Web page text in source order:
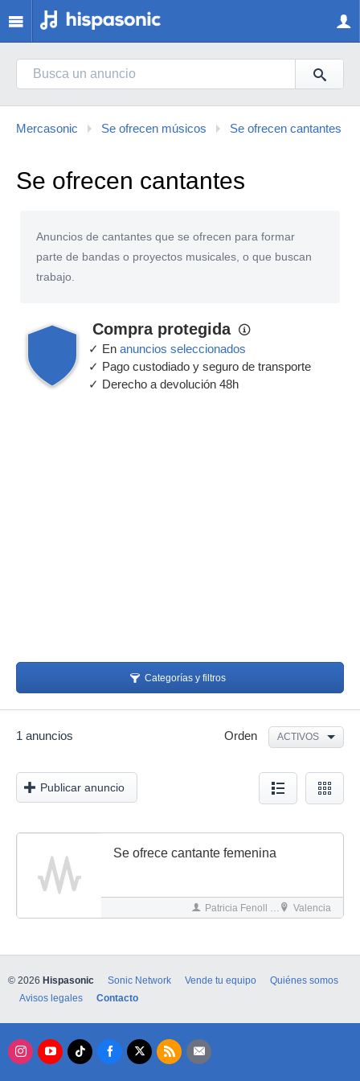
Mercasonic Se ofrecen músicos Se ofrecen cantantes
Se ofrecen cantantes
Anuncios de cantantes que se ofrecen para formar
parte de bandas o proyectos musicales, o que buscan
trabajo.
Compra protegida
✓ En anuncios seleccionados
✓ Pago custodiado y seguro de transporte
✓ Derecho a devolución 48h
Categorías y filtros
Orden ACTIVOS
1 anuncios
Publicar anuncio
Se ofrece cantante femenina
Patricia Fenoll De la Hoz Valencia
© 2026 Hispasonic Sonic Network Vende tu equipo
Quiénes somos
Avisos legales
Contacto